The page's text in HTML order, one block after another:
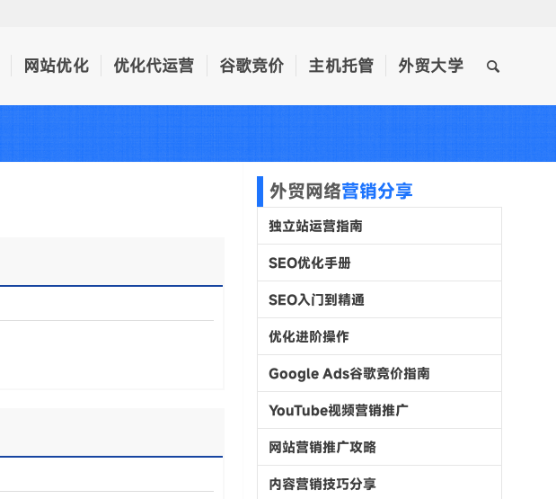
网站优化 优化代运营 谷歌竞价 主机托管 外贸大学
外贸网络营销分享
独立站运营指南
SEO优化手册
SEO入门到精通
优化进阶操作
Google Ads谷歌竞价指南
YouTube视频营销推广
网站营销推广攻略
内容营销技巧分享